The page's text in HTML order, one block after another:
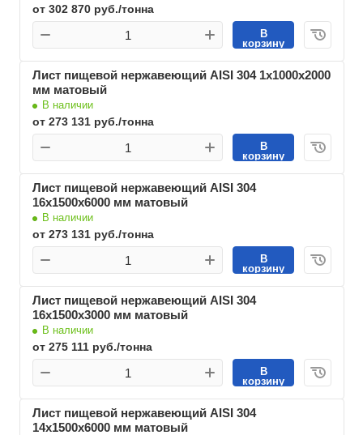
от 302 870 руб./тонна
В
корзину
Лист пищевой нержавеющий AISI 304 1х1000х2000
мм матовый
В наличии
от 273 131 руб./тонна
В
корзину
Лист пищевой нержавеющий AISI 304
16х1500х6000 мм матовый
В наличии
от 273 131 руб./тонна
В
корзину
Лист пищевой нержавеющий AISI 304
16х1500х3000 мм матовый
В наличии
от 275 111 руб./тонна
В
корзину
Лист пищевой нержавеющий AISI 304
14х1500х6000 мм матовый